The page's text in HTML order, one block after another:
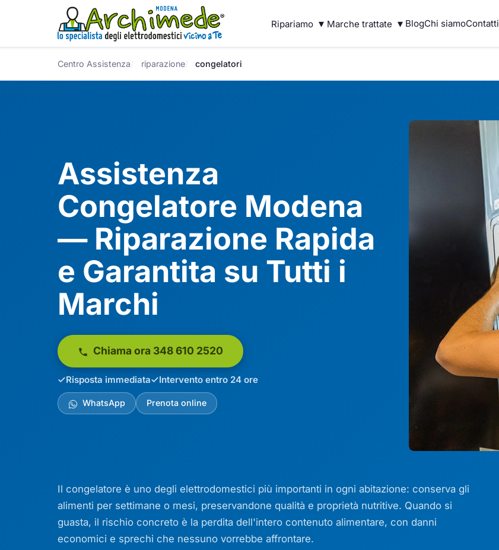
Ripariamo ▾ Marche trattate ▾ BlogChi siamoContatti
Centro Assistenza riparazione congelatori
Assistenza
Congelatore Modena
— Riparazione Rapida
e Garantita su Tutti i
Marchi
Chiama ora 348 610 2520
Risposta immediata Intervento entro 24 ore
WhatsApp Prenota online
Il congelatore è uno degli elettrodomestici più importanti in ogni abitazione: conserva gli
alimenti per settimane o mesi, preservandone qualità e proprietà nutritive. Quando si
guasta, il rischio concreto è la perdita dell'intero contenuto alimentare, con danni
economici e sprechi che nessuno vorrebbe affrontare.